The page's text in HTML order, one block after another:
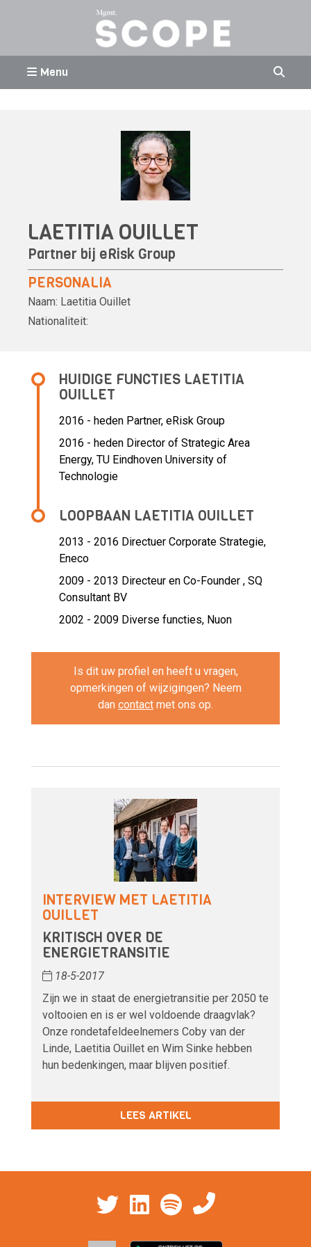
Menu
LAETITIA OUILLET
Partner bij eRisk Group
PERSONALIA
Naam: Laetitia Ouillet
Nationaliteit:
HUIDIGE FUNCTIES LAETITIA
OUILLET
2016 - heden Partner, eRisk Group
2016 - heden Director of Strategic Area
Energy, TU Eindhoven University of
Technologie
LOOPBAAN LAETITIA OUILLET
2013 - 2016 Directuer Corporate Strategie,
Eneco
2009 - 2013 Directeur en Co-Founder , SQ
Consultant BV
2002 - 2009 Diverse functies, Nuon
Is dit uw profiel en heeft u vragen,
opmerkingen of wijzigingen? Neem
dan contact met ons op.
INTERVIEW MET LAETITIA
OUILLET
KRITISCH OVER DE
ENERGIETRANSITIE
18-5-2017
Zijn we in staat de energietransitie per 2050 te
voltooien en is er wel voldoende draagvlak?
Onze rondetafeldeelnemers Coby van der
Linde, Laetitia Ouillet en Wim Sinke hebben
hun bedenkingen, maar blijven positief.
LEES ARTIKEL